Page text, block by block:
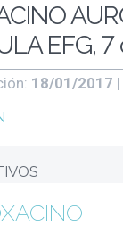
EFG,
18/01/2017